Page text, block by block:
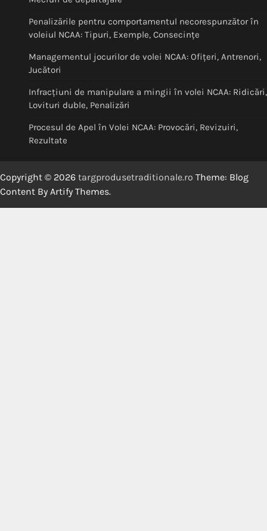
Penalizările pentru comportamentul necorespunzător în
voleiul NCAA: Tipuri, Exemple, Consecințe
Managementul jocurilor de volei NCAA: Ofițeri, Antrenori,
Jucători
Infracțiuni de manipulare a mingii în volei NCAA: Ridicări,
Lovituri duble, Penalizări
Procesul de Apel în Volei NCAA: Provocări, Revizuiri,
Rezultate
Copyright © 2026 targprodusetraditionale.ro Theme: Blog
Content By Artify Themes.